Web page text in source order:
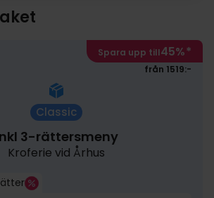
Spara upp till45%*
från 1519:-
Classic
3-rättersmeny
Kroferie vid Århus